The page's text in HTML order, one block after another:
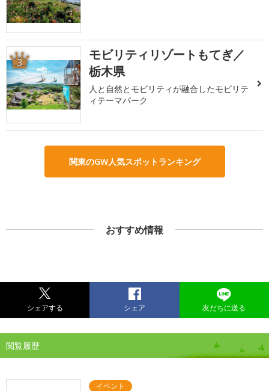
3
モビリティリゾートもてぎ／
栃木県
人と自然とモビリティが融合したモビリテ
ィテーマパーク
関東のGW人気スポットランキング
おすすめ情報
シェアする シェア 友だちに送る
閲覧履歴